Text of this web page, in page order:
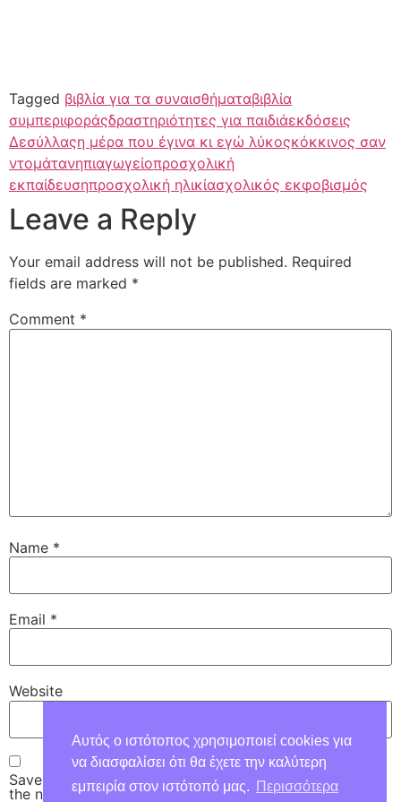
Tagged βιβλία για τα συναισθήματαβιβλία
συμπεριφοράςδραστηριότητες για παιδιάεκδόσεις
Δεσύλλαςη μέρα που έγινα κι εγώ λύκοςκόκκινος σαν
ντομάτανηπιαγωγείοπροσχολική
εκπαίδευσηπροσχολική ηλικίασχολικός εκφοβισμός
Leave a Reply
Your email address will not be published. Required
fields are marked *
Comment *
Name *
Email *
Website
Save my name, email, and website in this browser for
the next time I comment.
Αυτός ο ιστότοπος χρησιμοποιεί cookies για
να διασφαλίσει ότι θα έχετε την καλύτερη
εμπειρία στον ιστότοπό μας.
Περισσότερα